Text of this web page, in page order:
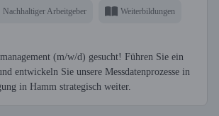
Nachhaltiger Arbeitgeber Weiterbildungen
(m/w/d) gesucht! Führen Sie ein
entwickeln Sie unsere Messdatenprozesse in
in Hamm strategisch weiter.